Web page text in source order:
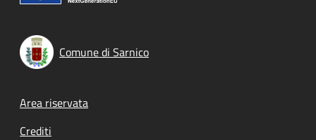
Comune di Sarnico
Footer menu
Area riservata
Crediti